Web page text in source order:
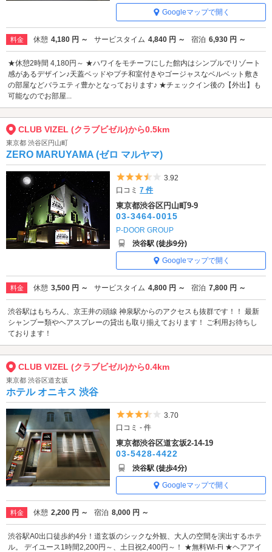
Googleマップで開く
料金 休憩 4,180 円 ～ サービスタイム 4,840 円 ～ 宿泊 6,930 円 ～
★休憩2時間 4,180円～ ★ハワイをモチーフにした館内はシンプルでリゾート
感があるデザイン♪天蓋ベッドやプチ和室付きやゴージャスなベルベット敷き
の部屋などバラエティ豊かとなっております♪ ★チェックイン後の【外出】も
可能なのでお部屋...
CLUB VIZEL (クラブビゼル)から0.5km
東京都 渋谷区円山町
ZERO MARUYAMA (ゼロ マルヤマ)
5つ星のうち3.5
3.92
口コミ7 件
東京都渋谷区円山町9-9
03-3464-0015
P-DOOR GROUP
渋谷駅 (徒歩9分)
Googleマップで開く
料金 休憩 3,500 円 ～ サービスタイム 4,800 円 ～ 宿泊 7,800 円 ～
渋谷駅はもちろん、京王井の頭線 神泉駅からのアクセスも抜群です！！ 最新
シャンプー類やヘアスプレーの貸出も取り揃えております！ ご利用お待ちし
ております！
CLUB VIZEL (クラブビゼル)から0.4km
東京都 渋谷区道玄坂
ホテル オニキス 渋谷
5つ星のうち3.5
3.70
口コミ - 件
東京都渋谷区道玄坂2-14-19
03-5428-4422
渋谷駅 (徒歩4分)
Googleマップで開く
料金 休憩 2,200 円 ～ 宿泊 8,000 円 ～
渋谷駅A0出口徒歩約4分！道玄坂のシックな外観、大人の空間を演出するホテ
ル。 デイユース1時間2,200円～、土日祝2,400円～！ ★無料Wi-Fi ★ヘアアイ